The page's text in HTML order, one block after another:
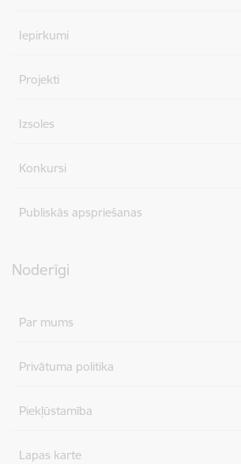
Iepirkumi
Projekti
Izsoles
Konkursi
Publiskās apspriešanas
Noderīgi
Par mums
Privātuma politika
Piekļūstamība
Lapas karte